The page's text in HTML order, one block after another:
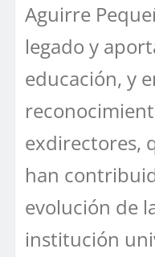
Aguirre
legado y
educación, y
exdirectores,
han
evolución de
institución